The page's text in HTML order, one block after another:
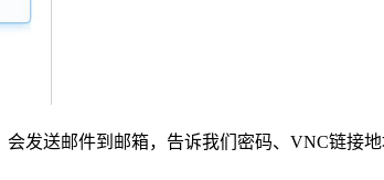
发送邮件到邮箱，告诉我们密码、VNC链接地